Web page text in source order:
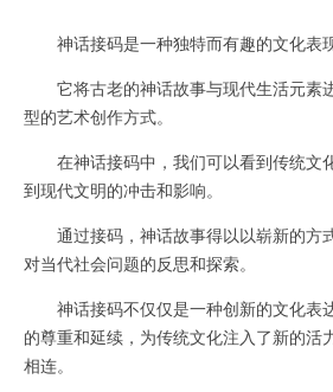
神话接码是一种独特而有趣的文化表现
它将古老的神话故事与现代生活元素
型的艺术创作方式。
在神话接码中，我们可以看到传统文
到现代文明的冲击和影响。
通过接码，神话故事得以以崭新的方
对当代社会问题的反思和探索。
神话接码不仅仅是一种创新的文化表
的尊重和延续，为传统文化注入了新的活
相连。